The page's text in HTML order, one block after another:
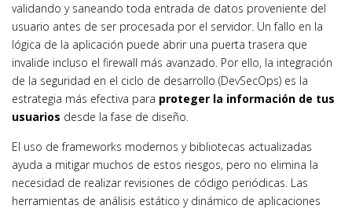
validando y saneando toda entrada de datos proveniente del
usuario antes de ser procesada por el servidor. Un fallo en la
lógica de la aplicación puede abrir una puerta trasera que
invalide incluso el firewall más avanzado. Por ello, la integración
de la seguridad en el ciclo de desarrollo (DevSecOps) es la
estrategia más efectiva para proteger la información de tus
usuarios desde la fase de diseño.
El uso de frameworks modernos y bibliotecas actualizadas
ayuda a mitigar muchos de estos riesgos, pero no elimina la
necesidad de realizar revisiones de código periódicas. Las
herramientas de análisis estático y dinámico de aplicaciones